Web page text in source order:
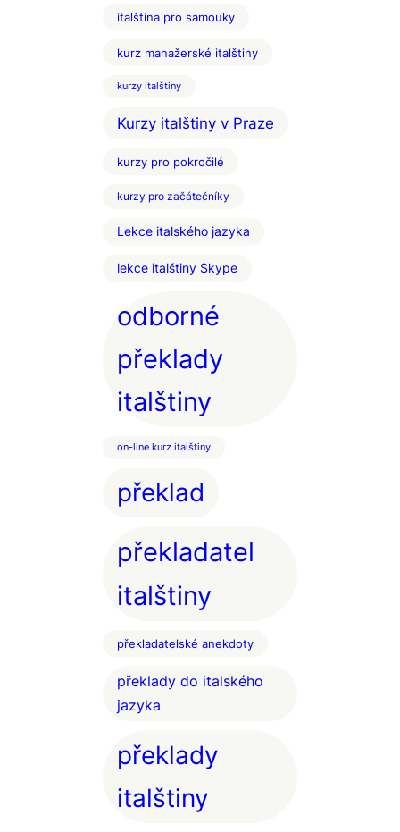
italština pro samouky
kurz manažerské italštiny
kurzy italštiny
Kurzy italštiny v Praze
kurzy pro pokročilé
kurzy pro začátečníky
Lekce italského jazyka
lekce italštiny Skype
odborné
překlady
italštiny
on-line kurz italštiny
překlad
překladatel
italštiny
překladatelské anekdoty
překlady do italského
jazyka
překlady
italštiny